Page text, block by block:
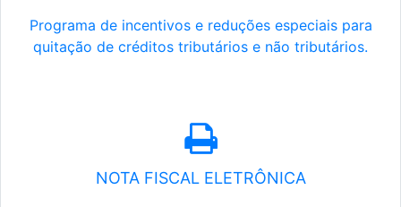
Programa de incentivos e reduções especiais para
quitação de créditos tributários e não tributários.
NOTA FISCAL ELETRÔNICA